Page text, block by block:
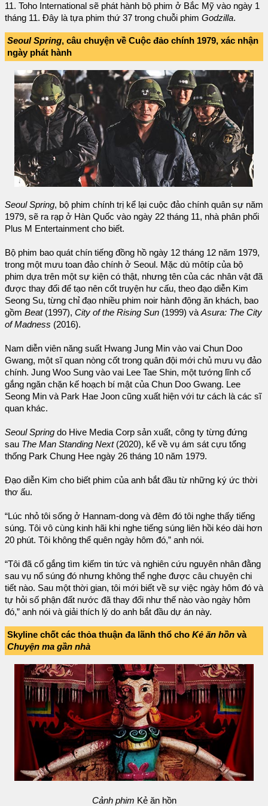
11. Toho International sẽ phát hành bộ phim ở Bắc Mỹ vào ngày 1
tháng 11. Đây là tựa phim thứ 37 trong chuỗi phim Godzilla.
Seoul Spring, câu chuyện về Cuộc đảo chính 1979, xác nhận
ngày phát hành
Seoul Spring, bộ phim chính trị kể lại cuộc đảo chính quân sự năm
1979, sẽ ra rạp ở Hàn Quốc vào ngày 22 tháng 11, nhà phân phối
Plus M Entertainment cho biết.
Bộ phim bao quát chín tiếng đồng hồ ngày 12 tháng 12 năm 1979,
trong một mưu toan đảo chính ở Seoul. Mặc dù môtíp của bộ
phim dựa trên một sự kiện có thật, nhưng tên của các nhân vật đã
được thay đổi để tạo nên cốt truyện hư cấu, theo đạo diễn Kim
Seong Su, từng chỉ đạo nhiều phim noir hành động ăn khách, bao
gồm Beat (1997), City of the Rising Sun (1999) và Asura: The City
of Madness (2016).
Nam diễn viên năng suất Hwang Jung Min vào vai Chun Doo
Gwang, một sĩ quan nòng cốt trong quân đội mới chủ mưu vụ đảo
chính. Jung Woo Sung vào vai Lee Tae Shin, một tướng lĩnh cố
gắng ngăn chặn kế hoạch bí mật của Chun Doo Gwang. Lee
Seong Min và Park Hae Joon cũng xuất hiện với tư cách là các sĩ
quan khác.
Seoul Spring do Hive Media Corp sản xuất, công ty từng đứng
sau The Man Standing Next(2020), kể về vụ ám sát cựu tổng
thống Park Chung Hee ngày 26 tháng 10 năm 1979.
Đạo diễn Kim cho biết phim của anh bắt đầu từ những ký ức thời
thơ ấu.
“Lúc nhỏ tôi sống ở Hannam-dong và đêm đó tôi nghe thấy tiếng
súng. Tôi vô cùng kinh hãi khi nghe tiếng súng liên hồi kéo dài hơn
20 phút. Tôi không thể quên ngày hôm đó,” anh nói.
“Tôi đã cố gắng tìm kiếm tin tức và nghiên cứu nguyên nhân đằng
sau vụ nổ súng đó nhưng không thể nghe được câu chuyện chi
tiết nào. Sau một thời gian, tôi mới biết về sự việc ngày hôm đó và
tự hỏi số phận đất nước đã thay đổi như thế nào vào ngày hôm
đó,” anh nói và giải thích lý do anh bắt đầu dự án này.
Skyline chốt các thỏa thuận đa lãnh thổ cho Kẻ ăn hồn và
Chuyện ma gần nhà
Cảnh phim Kẻ ăn hồn